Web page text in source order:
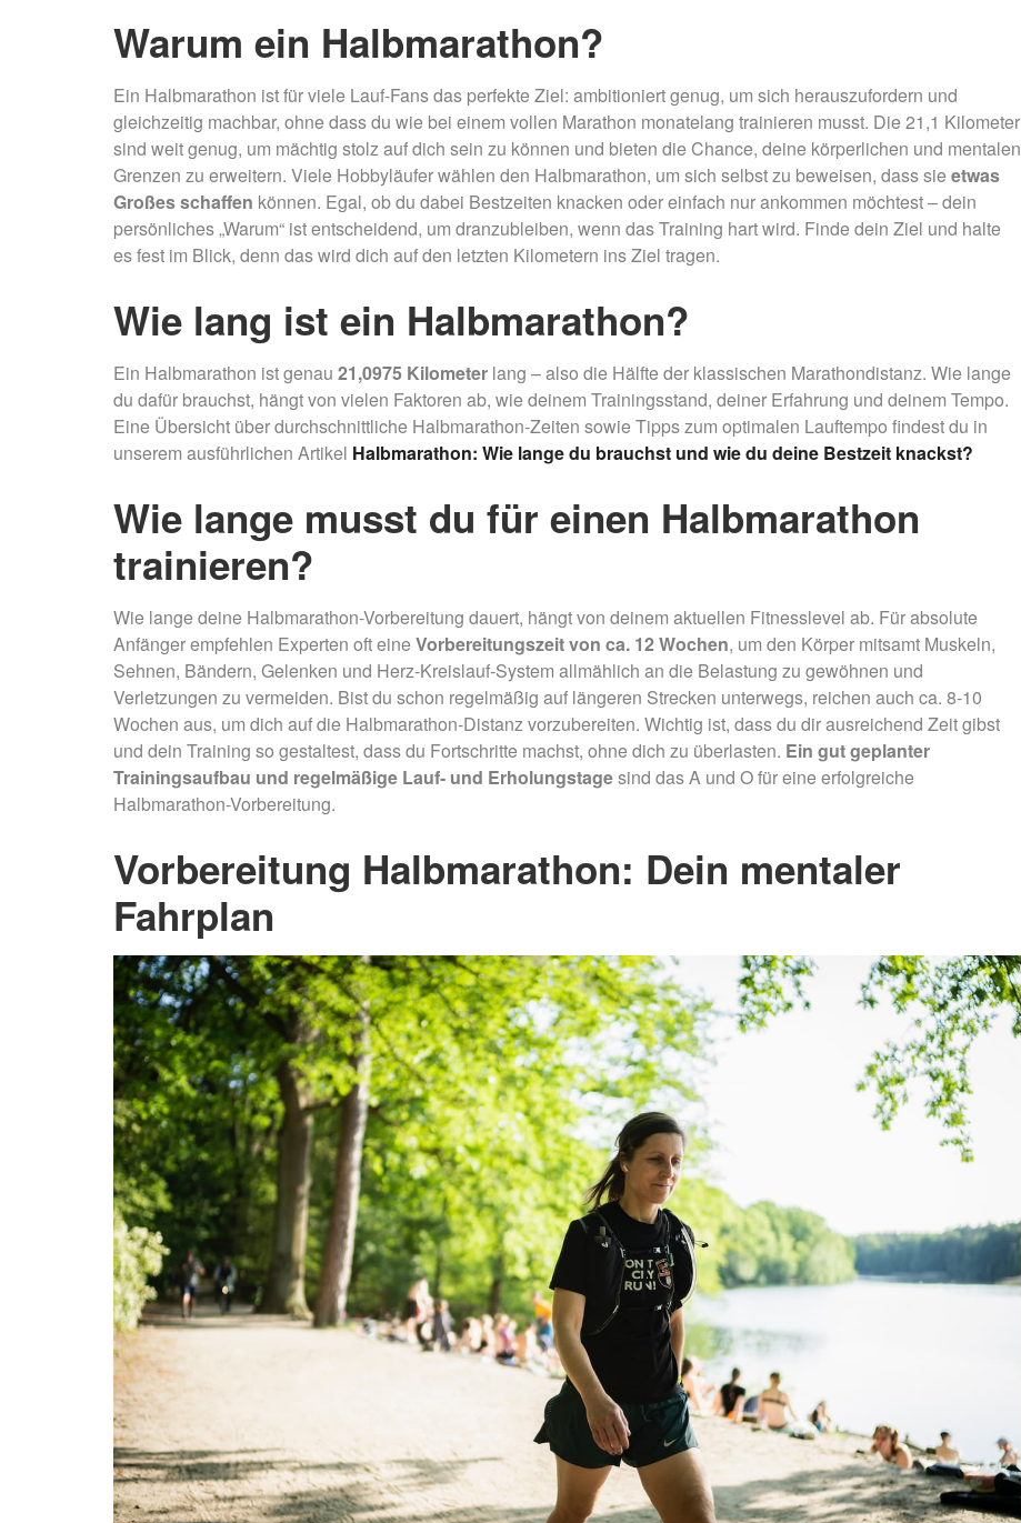
Warum ein Halbmarathon?
Ein Halbmarathon ist für viele Lauf-Fans das perfekte Ziel: ambitioniert genug, um sich herauszufordern und
gleichzeitig machbar, ohne dass du wie bei einem vollen Marathon monatelang trainieren musst. Die 21,1 Kilometer
sind weit genug, um mächtig stolz auf dich sein zu können und bieten die Chance, deine körperlichen und mentalen
Grenzen zu erweitern. Viele Hobbyläufer wählen den Halbmarathon, um sich selbst zu beweisen, dass sie etwas
Großes schaffen können. Egal, ob du dabei Bestzeiten knacken oder einfach nur ankommen möchtest – dein
persönliches „Warum“ ist entscheidend, um dranzubleiben, wenn das Training hart wird. Finde dein Ziel und halte
es fest im Blick, denn das wird dich auf den letzten Kilometern ins Ziel tragen.
Wie lang ist ein Halbmarathon?
Ein Halbmarathon ist genau 21,0975 Kilometer lang – also die Hälfte der klassischen Marathondistanz. Wie lange
du dafür brauchst, hängt von vielen Faktoren ab, wie deinem Trainingsstand, deiner Erfahrung und deinem Tempo.
Eine Übersicht über durchschnittliche Halbmarathon-Zeiten sowie Tipps zum optimalen Lauftempo findest du in
unserem ausführlichen Artikel Halbmarathon: Wie lange du brauchst und wie du deine Bestzeit knackst?
Wie lange musst du für einen Halbmarathon
trainieren?
Wie lange deine Halbmarathon-Vorbereitung dauert, hängt von deinem aktuellen Fitnesslevel ab. Für absolute
Anfänger empfehlen Experten oft eine Vorbereitungszeit von ca. 12 Wochen, um den Körper mitsamt Muskeln,
Sehnen, Bändern, Gelenken und Herz-Kreislauf-System allmählich an die Belastung zu gewöhnen und
Verletzungen zu vermeiden. Bist du schon regelmäßig auf längeren Strecken unterwegs, reichen auch ca. 8-10
Wochen aus, um dich auf die Halbmarathon-Distanz vorzubereiten. Wichtig ist, dass du dir ausreichend Zeit gibst
und dein Training so gestaltest, dass du Fortschritte machst, ohne dich zu überlasten. Ein gut geplanter
Trainingsaufbau und regelmäßige Lauf- und Erholungstagesind das A und O für eine erfolgreiche
Halbmarathon-Vorbereitung.
Vorbereitung Halbmarathon: Dein mentaler
Fahrplan